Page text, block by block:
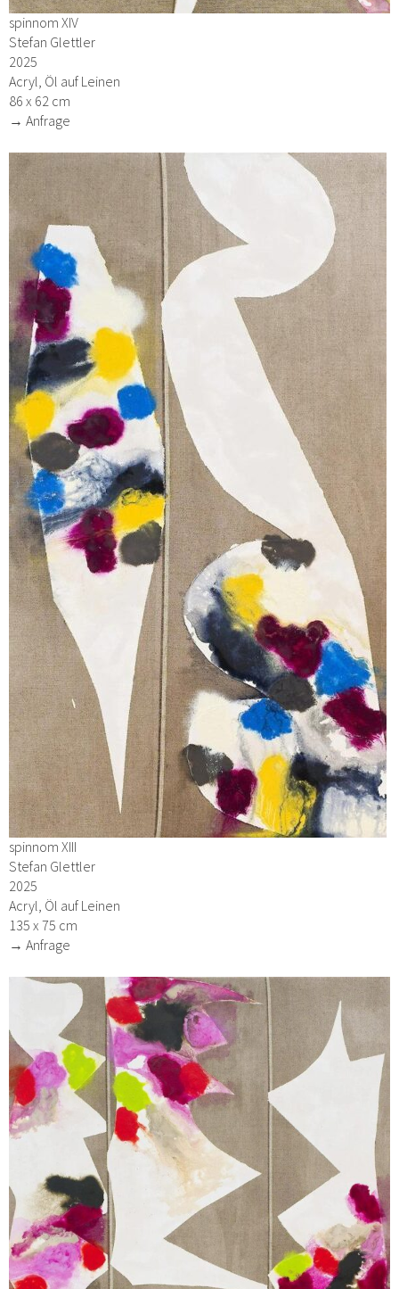
spinnom XIV
Stefan Glettler
2025
Acryl, Öl auf Leinen
86 x 62 cm
→ Anfrage
spinnom XIII
Stefan Glettler
2025
Acryl, Öl auf Leinen
135 x 75 cm
→ Anfrage